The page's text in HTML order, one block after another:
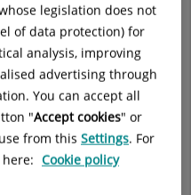
OFTALMOLOGÍA
Pedir cita
legislation does not
of data protection) for
analysis, improving
advertising through
You can accept all
"Accept cookies" or
from this Settings. For
Cookie policy